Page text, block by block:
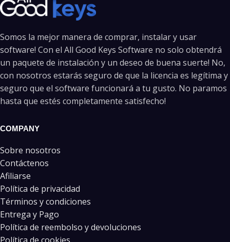
Somos la mejor manera de comprar, instalar y usar
software! Con el All Good Keys Software no solo obtendrá
un paquete de instalación y un deseo de buena suerte! No,
con nosotros estarás seguro de que la licencia es legítima y
seguro que el software funcionará a tu gusto. No paramos
hasta que estés completamente satisfecho!
COMPANY
Sobre nosotros
Contáctenos
Afiliarse
Política de privacidad
Términos y condiciones
Entrega y Pago
Política de reembolso y devoluciones